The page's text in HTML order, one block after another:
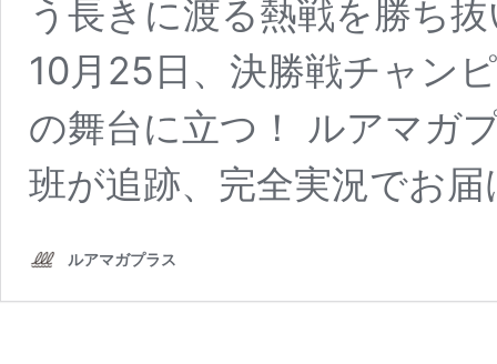
う長きに渡る熱戦を勝ち
10月25日、決勝戦チャン
の舞台に立つ！ ルアマガ
班が追跡、完全実況でお
ルアマガプラス